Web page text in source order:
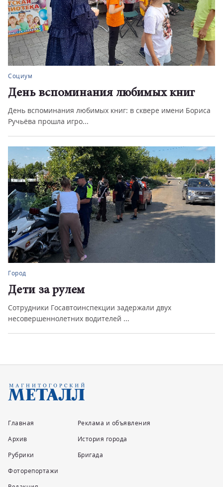
Социум
День вспоминания любимых книг
День вспоминания любимых книг: в сквере имени Бориса
Ручьёва прошла игро...
Город
Дети за рулем
Сотрудники Госавтоинспекции задержали двух
несовершеннолетних водителей ...
Главная
Архив
Рубрики
Фоторепортажи
Реклама и объявления
История города
Бригада